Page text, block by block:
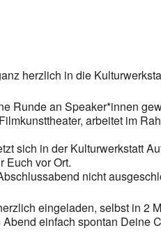
herzlich in die
Runde an Speaker*innen
arbeitet im
sich in der Kulturwerkstatt
Euch vor Ort.
nicht
eingeladen, selbst in
einfach spontan Deine